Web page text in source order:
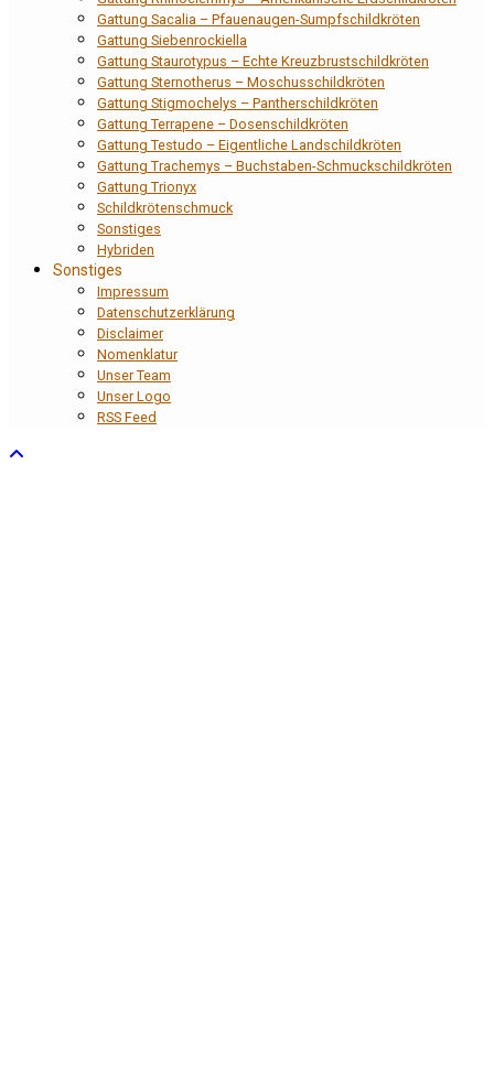
Gattung Sacalia – Pfauenaugen-Sumpfschildkröten
Gattung Siebenrockiella
Gattung Staurotypus – Echte Kreuzbrustschildkröten
Gattung Sternotherus – Moschusschildkröten
Gattung Stigmochelys – Pantherschildkröten
Gattung Terrapene – Dosenschildkröten
Gattung Testudo – Eigentliche Landschildkröten
Gattung Trachemys – Buchstaben-Schmuckschildkröten
Gattung Trionyx
Schildkrötenschmuck
Sonstiges
Hybriden
Sonstiges
Impressum
Datenschutzerklärung
Disclaimer
Nomenklatur
Unser Team
Unser Logo
RSS Feed